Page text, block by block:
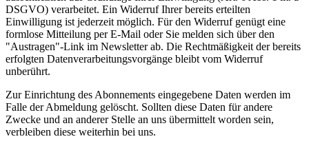
DSGVO) verarbeitet. Ein Widerruf Ihrer bereits erteilten
Einwilligung ist jederzeit möglich. Für den Widerruf genügt eine
formlose Mitteilung per E-Mail oder Sie melden sich über den
"Austragen"-Link im Newsletter ab. Die Rechtmäßigkeit der bereits
erfolgten Datenverarbeitungsvorgänge bleibt vom Widerruf
unberührt.
Zur Einrichtung des Abonnements eingegebene Daten werden im
Falle der Abmeldung gelöscht. Sollten diese Daten für andere
Zwecke und an anderer Stelle an uns übermittelt worden sein,
verbleiben diese weiterhin bei uns.